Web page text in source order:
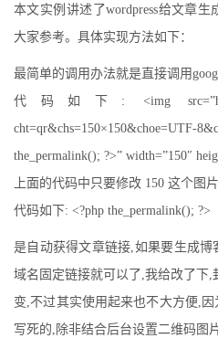
本文实例讲述了wordpress给文章
大家参考。具体实现方法如下：
最简单的调用办法就是直接调用
代码如下: <img src=”https://
cht=qr&chs=150×150&choe=UTF-
the_permalink(); ?>” width=”150″
上面的代码中只要修改 150 这个图
代码如下: <?php the_permalink(); ?>
是自动获得文章链接,如果要生成
域名固定链接就可以了,我给改了下
变,不过其实使用起来也不大方便,
写死的,除非结合后台设置二维码图